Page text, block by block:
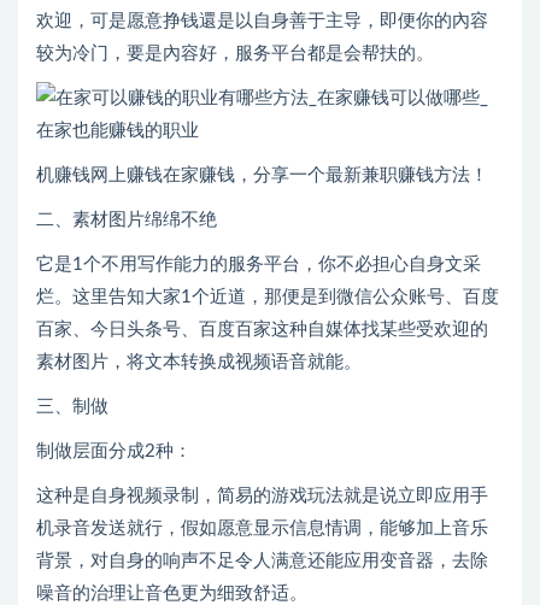
欢迎，可是愿意挣钱還是以自身善于主导，即便你的內容
较为冷门，要是內容好，服务平台都是会帮扶的。
机赚钱网上赚钱在家赚钱，分享一个最新兼职赚钱方法！
二、素材图片绵绵不绝
它是1个不用写作能力的服务平台，你不必担心自身文采
烂。这里告知大家1个近道，那便是到微信公众账号、百度
百家、今日头条号、百度百家这种自媒体找某些受欢迎的
素材图片，将文本转换成视频语音就能。
三、制做
制做层面分成2种：
这种是自身视频录制，简易的游戏玩法就是说立即应用手
机录音发送就行，假如愿意显示信息情调，能够加上音乐
背景，对自身的响声不足令人满意还能应用变音器，去除
噪音的治理让音色更为细致舒适。